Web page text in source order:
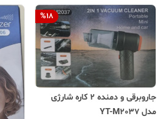
%18
جاروبرقی و دمنده ۲ کاره شارژی
مدل YT-M2037